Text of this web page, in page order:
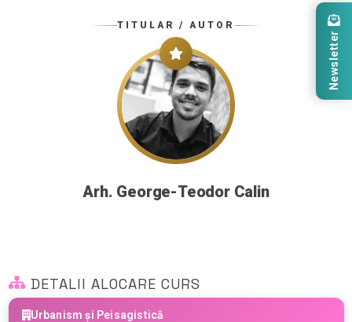
TITULAR / AUTOR
Arh. George-Teodor Calin
DETALII ALOCARE CURS
Urbanism și Peisagistică
Newsletter